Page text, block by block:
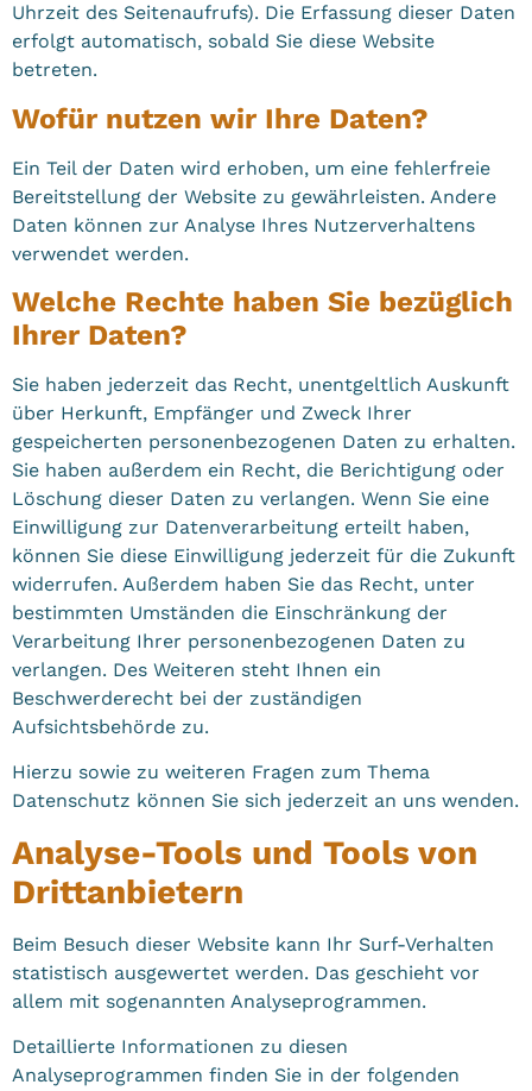
Uhrzeit des Seitenaufrufs). Die Erfassung dieser Daten
erfolgt automatisch, sobald Sie diese Website
betreten.
Wofür nutzen wir Ihre Daten?
Ein Teil der Daten wird erhoben, um eine fehlerfreie
Bereitstellung der Website zu gewährleisten. Andere
Daten können zur Analyse Ihres Nutzerverhaltens
verwendet werden.
Welche Rechte haben Sie bezüglich
Ihrer Daten?
Sie haben jederzeit das Recht, unentgeltlich Auskunft
über Herkunft, Empfänger und Zweck Ihrer
gespeicherten personenbezogenen Daten zu erhalten.
Sie haben außerdem ein Recht, die Berichtigung oder
Löschung dieser Daten zu verlangen. Wenn Sie eine
Einwilligung zur Datenverarbeitung erteilt haben,
können Sie diese Einwilligung jederzeit für die Zukunft
widerrufen. Außerdem haben Sie das Recht, unter
bestimmten Umständen die Einschränkung der
Verarbeitung Ihrer personenbezogenen Daten zu
verlangen. Des Weiteren steht Ihnen ein
Beschwerderecht bei der zuständigen
Aufsichtsbehörde zu.
Hierzu sowie zu weiteren Fragen zum Thema
Datenschutz können Sie sich jederzeit an uns wenden.
Analyse-Tools und Tools von
Dritt­anbietern
Beim Besuch dieser Website kann Ihr Surf-Verhalten
statistisch ausgewertet werden. Das geschieht vor
allem mit sogenannten Analyseprogrammen.
Detaillierte Informationen zu diesen
Analyseprogrammen finden Sie in der folgenden